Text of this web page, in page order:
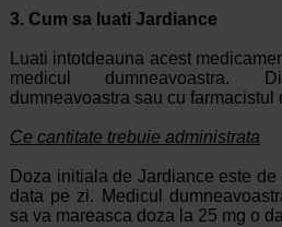
3. Cum sa luati Jardiance
Luati intotdeauna acest
medicul dumneavoastra.
dumneavoastra sau cu farmacistul
Ce cantitate trebuie administrata
Doza initiala de Jardiance este
data pe zi. Medicul
sa va mareasca doza la 25 mg o